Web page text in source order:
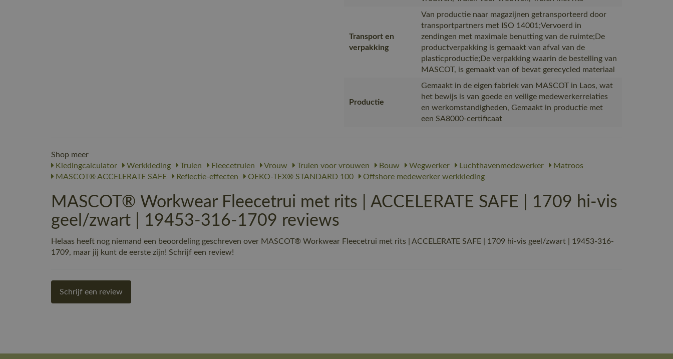
Transport en
verpakking
Van productie naar magazijnen getransporteerd door
transportpartners met ISO 14001;Vervoerd in
zendingen met maximale benutting van de ruimte;De
productverpakking is gemaakt van afval van de
plasticproductie;De verpakking waarin de bestelling van
MASCOT, is gemaakt van of bevat gerecycled materiaal
Productie
Gemaakt in de eigen fabriek van MASCOT in Laos, wat
het bewijs is van goede en veilige medewerkerrelaties
en werkomstandigheden, Gemaakt in productie met
een SA8000-certificaat
Shop meer
Kledingcalculator
Werkkleding Truien Fleecetruien Vrouw Truien voor vrouwen Bouw Wegwerker Luchthavenmedewerker
Matroos
MASCOT® ACCELERATE SAFE
Reflectie-effecten OEKO-TEX® STANDARD 100 Offshore medewerker werkkleding
MASCOT® Workwear Fleecetrui met rits | ACCELERATE SAFE | 1709 hi-vis
geel/zwart | 19453-316-1709 reviews
Helaas heeft nog niemand een beoordeling geschreven over MASCOT® Workwear Fleecetrui met rits | ACCELERATE SAFE | 1709 hi-vis geel/zwart | 19453-316-
1709, maar jij kunt de eerste zijn! Schrijf een review!
Schrijf een review